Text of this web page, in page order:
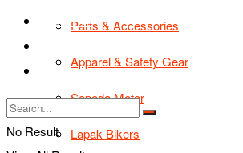
Parts & Accessories
Apparel & Safety Gear
Sepeda Motor
Lapak Bikers
TIPS & TRIK
Tentang Kami
No Result